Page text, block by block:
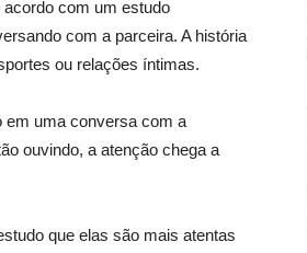
com um estudo
com a parceira. A história
ou relações íntimas.
em uma conversa com a
ouvindo, a atenção chega a
que elas são mais atentas